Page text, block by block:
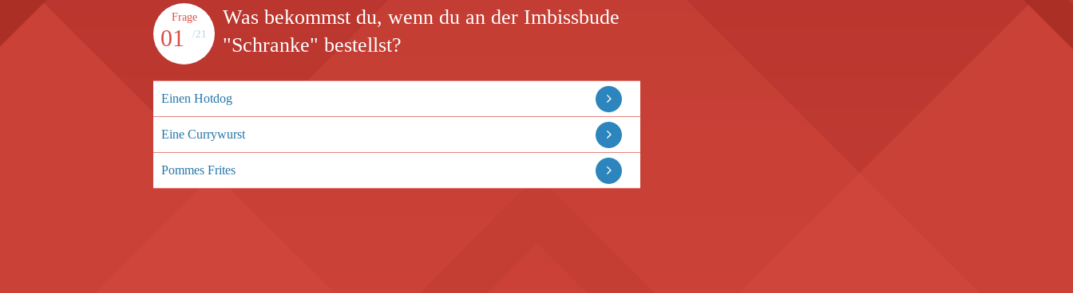
Frage
01 /21
Was bekommst du, wenn du an der Imbissbude
"Schranke" bestellst?
Einen Hotdog
Eine Currywurst
Pommes Frites